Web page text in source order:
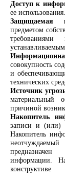
Доступ к
ее использования.
Защищаемая
предметом
требованиями
совокупность
и
технических
Источник
материальный
причиной
Накопитель
записи и (или)
Накопитель
информации.
конструктиве